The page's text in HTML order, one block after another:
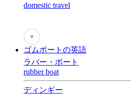
domestic travel
♥
ゴムボートの英語
ラバー・ボート
rubber boat
ディンギー